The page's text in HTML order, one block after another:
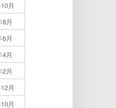
月
月
月
月
月
月
月